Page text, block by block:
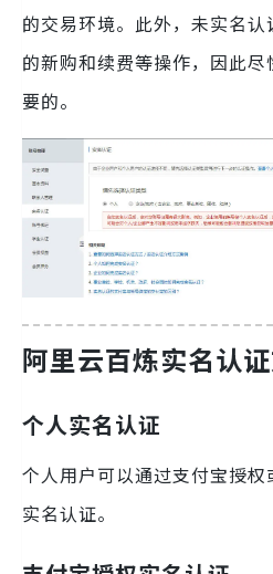
的交易环境。此外，未实名
的新购和续费等操作，因此
要的。
阿里云百炼实名认
个人实名认证
个人用户可以通过支付宝授
实名认证。